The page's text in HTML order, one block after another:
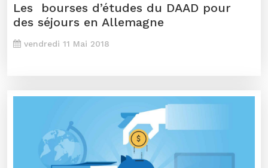
Les bourses d’études du DAAD pour
des séjours en Allemagne
vendredi 11 Mai 2018